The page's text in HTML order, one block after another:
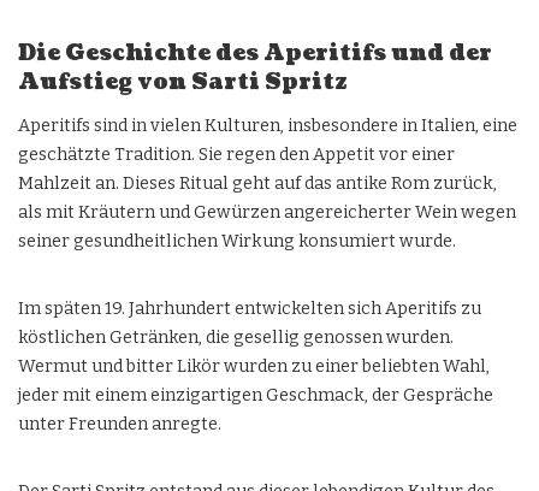
Die Geschichte des Aperitifs und der
Aufstieg von Sarti Spritz
Aperitifs sind in vielen Kulturen, insbesondere in Italien, eine
geschätzte Tradition. Sie regen den Appetit vor einer
Mahlzeit an. Dieses Ritual geht auf das antike Rom zurück,
als mit Kräutern und Gewürzen angereicherter Wein wegen
seiner gesundheitlichen Wirkung konsumiert wurde.
Im späten 19. Jahrhundert entwickelten sich Aperitifs zu
köstlichen Getränken, die gesellig genossen wurden.
Wermut und bitter Likör wurden zu einer beliebten Wahl,
jeder mit einem einzigartigen Geschmack, der Gespräche
unter Freunden anregte.